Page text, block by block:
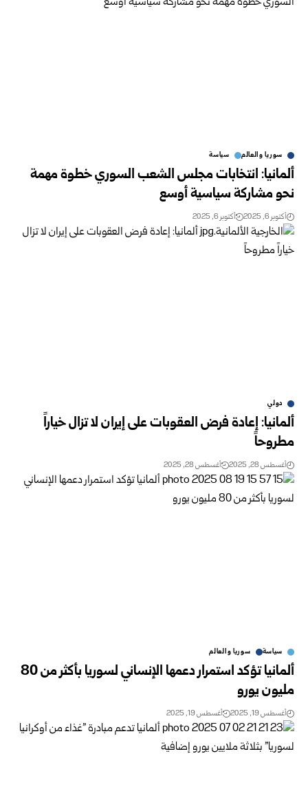
سوريا والعالم سياسة
ألمانيا: انتخابات مجلس الشعب السوري خطوة مهمة
نحو مشاركة سياسية أوسع
أكتوبر 6, 2025 أكتوبر 6, 2025
دولي
ألمانيا: إعادة فرض العقوبات على إيران لا تزال خياراً
مطروحاً
أغسطس 28, 2025 أغسطس 28, 2025
سياسة سوريا والعالم
ألمانيا تؤكد استمرار دعمها الإنساني لسوريا بأكثر من 80
مليون يورو
أغسطس 19, 2025 أغسطس 19, 2025